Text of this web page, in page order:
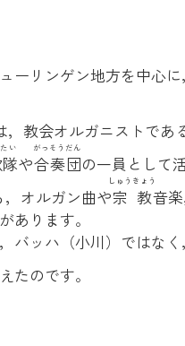
ーリンゲン地方を中心に
教会オルガニストであ
い
や合奏団
がっそうだん
の一員として
オルガン曲や宗教
しゅうきょう
音
ります。
ッハ（小川）ではなく
たのです。